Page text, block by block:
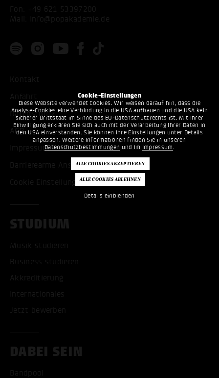
Cookie-Einstellungen
Diese Website verwendet Cookies. Wir weisen darauf hin, dass die
Analyse-Cookies eine Verbindung in die USA aufbauen und die USA kein
sicherer Drittstaat im Sinne des EU-Datenschutzrechts ist. Mit Ihrer
Einwilligung erklären Sie sich auch mit der Verarbeitung Ihrer Daten in
den USA einverstanden. Sie können Ihre Einstellungen unter Details
anpassen. Weitere Informationen finden Sie in unseren
Datenschutzbestimmungen und im Impressum .
Details einblenden
Fon:
+49 621 53397200
Mail:
info@popakademie.de
Kontakt
Anfahrt
Datenschutz
AGB
Impressum
Barrierearme Ansicht
Cookie Einstellungen bearbeiten
STUDIUM
Musik studieren
Business studieren
Akkreditierung
Internationales
Jetzt bewerben
DABEI SEIN
Bandpool